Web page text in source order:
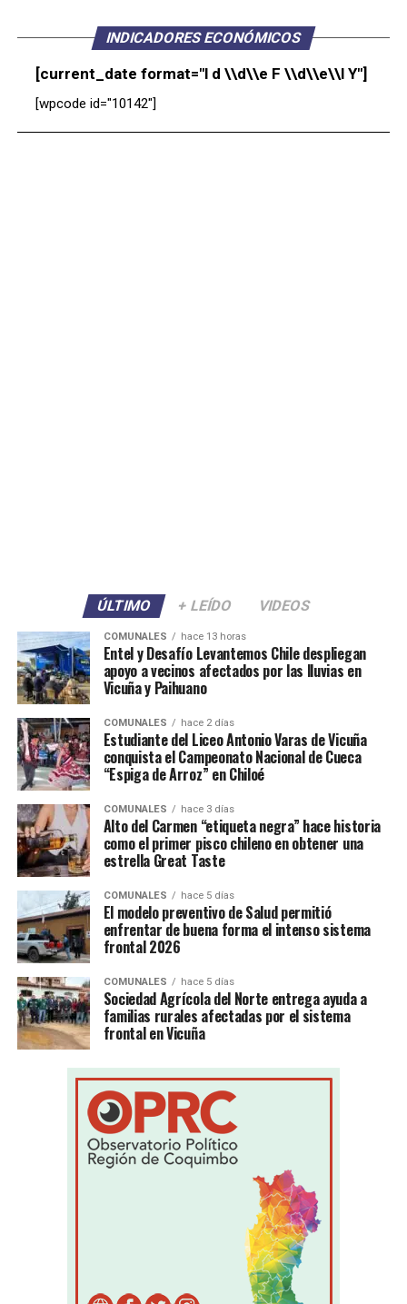
INDICADORES ECONÓMICOS
[current_date format="l d \\d\\e F \\d\\e\\l Y"]
[wpcode id="10142"]
ÚLTIMO + LEÍDO VIDEOS
COMUNALES hace 13 horas
Entel y Desafío Levantemos Chile despliegan
apoyo a vecinos afectados por las lluvias en
Vicuña y Paihuano
COMUNALES hace 2 días
Estudiante del Liceo Antonio Varas de Vicuña
conquista el Campeonato Nacional de Cueca
“Espiga de Arroz” en Chiloé
COMUNALES hace 3 días
Alto del Carmen “etiqueta negra” hace historia
como el primer pisco chileno en obtener una
estrella Great Taste
COMUNALES hace 5 días
El modelo preventivo de Salud permitió
enfrentar de buena forma el intenso sistema
frontal 2026
COMUNALES hace 5 días
Sociedad Agrícola del Norte entrega ayuda a
familias rurales afectadas por el sistema
frontal en Vicuña